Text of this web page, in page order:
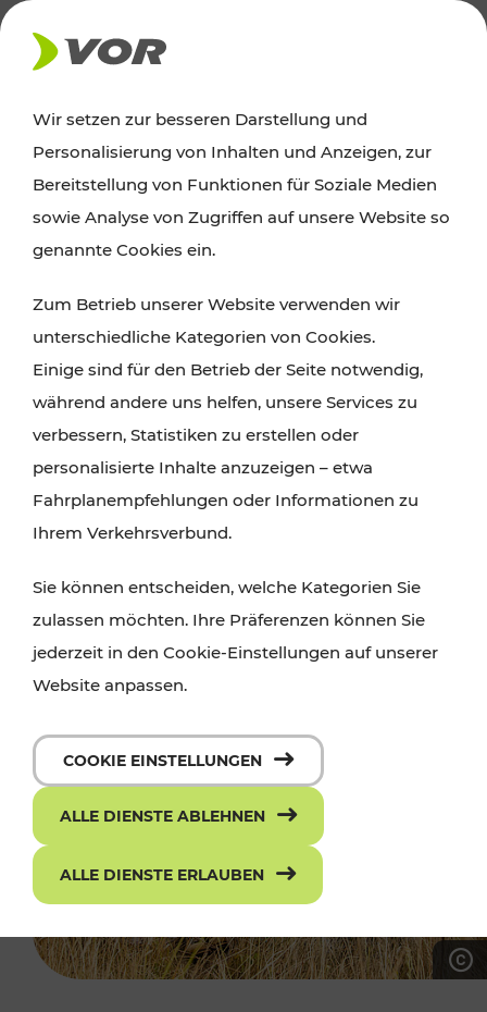
AKTUELLES
Ausflugstipps
Wien, Niederösterreich und das Burgenland
Wanderungen, Kultur und Gastronomie,
Radtouren oder purer Naturgenuss – viele
Attraktionen sind mit den Ticket- und Fahrplan-
Angeboten des VOR gut und schnell erreichbar.
Wir setzen zur besseren Darstellung und
Personalisierung von Inhalten und Anzeigen, zur
Bereitstellung von Funktionen für Soziale Medien
sowie Analyse von Zugriffen auf unsere Website so
genannte Cookies ein.
Zum Betrieb unserer Website verwenden wir
unterschiedliche Kategorien von Cookies.
Einige sind für den Betrieb der Seite notwendig,
während andere uns helfen, unsere Services zu
verbessern, Statistiken zu erstellen oder
personalisierte Inhalte anzuzeigen – etwa
Fahrplanempfehlungen oder Informationen zu
Ihrem Verkehrsverbund.
Sie können entscheiden, welche Kategorien Sie
zulassen möchten. Ihre Präferenzen können Sie
jederzeit in den Cookie-Einstellungen auf unserer
Website anpassen.
COOKIE EINSTELLUNGEN
ALLE DIENSTE ABLEHNEN
ALLE DIENSTE ERLAUBEN